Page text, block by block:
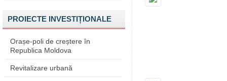
PROIECTE INVESTIȚIONALE
Orașe-poli de creștere în
Republica Moldova
Revitalizare urbană